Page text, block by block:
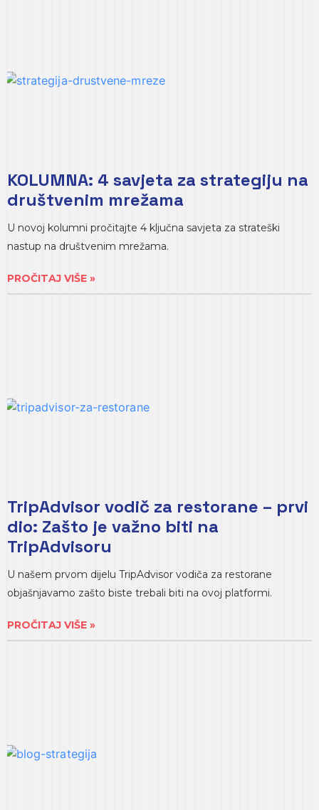
KOLUMNA: 4 savjeta za strategiju na
društvenim mrežama
U novoj kolumni pročitajte 4 ključna savjeta za strateški
nastup na društvenim mrežama.
PROČITAJ VIŠE »
TripAdvisor vodič za restorane – prvi
dio: Zašto je važno biti na
TripAdvisoru
U našem prvom dijelu TripAdvisor vodiča za restorane
objašnjavamo zašto biste trebali biti na ovoj platformi.
PROČITAJ VIŠE »